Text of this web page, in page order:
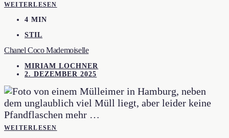
WEITERLESEN
4 MIN
STIL
Chanel Coco Mademoiselle
MIRIAM LOCHNER
2. DEZEMBER 2025
WEITERLESEN